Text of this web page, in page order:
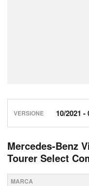
VERSIONE
Mercedes-Benz
Tourer Select
MARCA